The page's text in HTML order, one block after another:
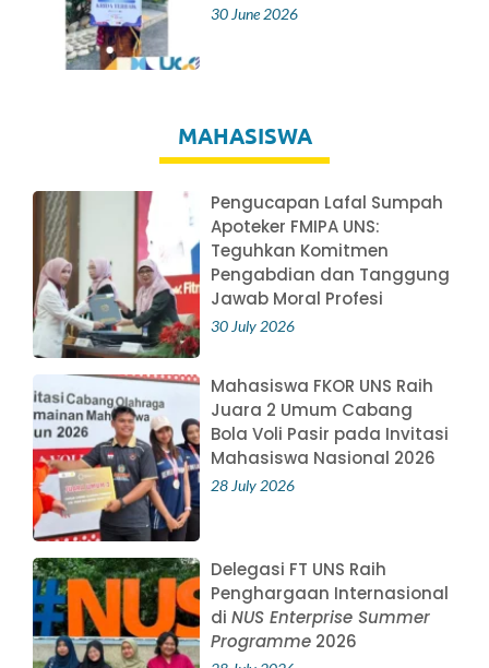
30 June 2026
MAHASISWA
Pengucapan Lafal Sumpah
Apoteker FMIPA UNS:
Teguhkan Komitmen
Pengabdian dan Tanggung
Jawab Moral Profesi
30 July 2026
Mahasiswa FKOR UNS Raih
Juara 2 Umum Cabang
Bola Voli Pasir pada Invitasi
Mahasiswa Nasional 2026
28 July 2026
Delegasi FT UNS Raih
Penghargaan Internasional
diNUS Enterprise Summer
Programme 2026